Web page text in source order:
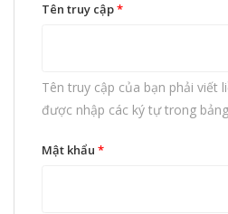
Tên truy cập*
Tên truy cập của bạn phải viết
được nhập các ký tự trong
Mật khẩu *